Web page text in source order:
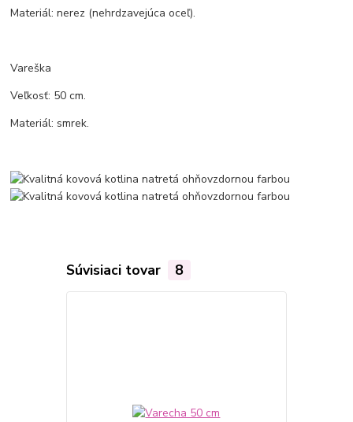
Materiál: nerez (nehrdzavejúca oceľ).
Vareška
Veľkosť: 50 cm.
Materiál: smrek.
Súvisiaci tovar 8